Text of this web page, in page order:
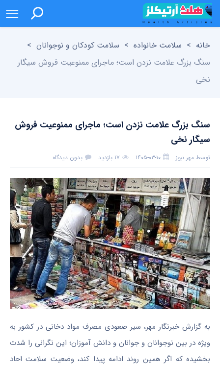
خانه > سلامت خانواده > سلامت کودکان و نوجوانان >
سنگ بزرگ علامت نزدن است؛ ماجرای ممنوعیت فروش سیگار
نخی
سنگ بزرگ علامت نزدن است؛ ماجرای ممنوعیت فروش
سیگار نخی
توسط مهر نیوز ۱۴۰۵-۰۳-۱۰ ۱۷ بازدید بدون دیدگاه
به گزارش خبرنگار مهر، سیر صعودی مصرف مواد دخانی در کشور به
ویژه در بین نوجوانان و جوانان و دانش آموزان؛ این نگرانی را شدت
بخشیده که اگر همین روند ادامه پیدا کند، وضعیت سلامت احاد